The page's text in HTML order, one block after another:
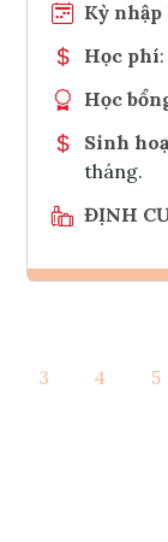
Kỳ nhập
Học phí:
Học
Sinh
tháng.
ĐỊNH
3 4 5